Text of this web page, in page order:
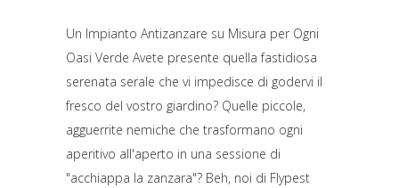
Un Impianto Antizanzare su Misura per Ogni
Oasi Verde Avete presente quella fastidiosa
serenata serale che vi impedisce di godervi il
fresco del vostro giardino? Quelle piccole,
agguerrite nemiche che trasformano ogni
aperitivo all'aperto in una sessione di
"acchiappa la zanzara"? Beh, noi di Flypest